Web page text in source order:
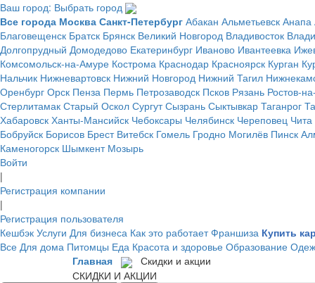
Ваш город: Выбрать город
Все города Москва Санкт-Петербург Абакан Альметьевск Анапа
Благовещенск Братск Брянск Великий Новгород Владивосток
Долгопрудный Домодедово Екатеринбург Иваново Ивантеевка
Комсомольск-на-Амуре Кострома Краснодар Красноярск Курган
Нальчик Нижневартовск Нижний Новгород Нижний Тагил
Оренбург Орск Пенза Пермь Петрозаводск Псков Рязань Ростов-
Стерлитамак Старый Оскол Сургут Сызрань Сыктывкар Таганрог
Хабаровск Ханты-Мансийск Чебоксары Челябинск Череповец Чита
Бобруйск Борисов Брест Витебск Гомель Гродно Могилёв Пинск
Каменогорск Шымкент Мозырь
Войти
|
Регистрация компании
|
Регистрация пользователя
Кешбэк Услуги Для бизнеса Как это работает Франшиза Купить
Все Для дома Питомцы Еда Красота и здоровье Образование
Главная
Скидки и акции
СКИДКИ И АКЦИИ